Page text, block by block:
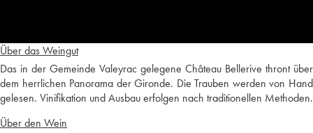
Über das Weingut
Das in der Gemeinde Valeyrac gelegene Château Bellerive thront über
dem herrlichen Panorama der Gironde. Die Trauben werden von Hand
gelesen. Vinifikation und Ausbau erfolgen nach traditionellen Methoden.
Über den Wein